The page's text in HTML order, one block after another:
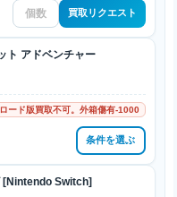
買取リクエスト
ト アドベンチャー
ード版買取不可。外箱傷有-1000
条件を選ぶ
[Nintendo Switch]